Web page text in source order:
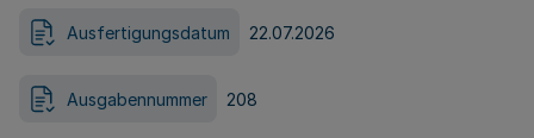
Ausfertigungsdatum 22.07.2026
Ausgabennummer 208